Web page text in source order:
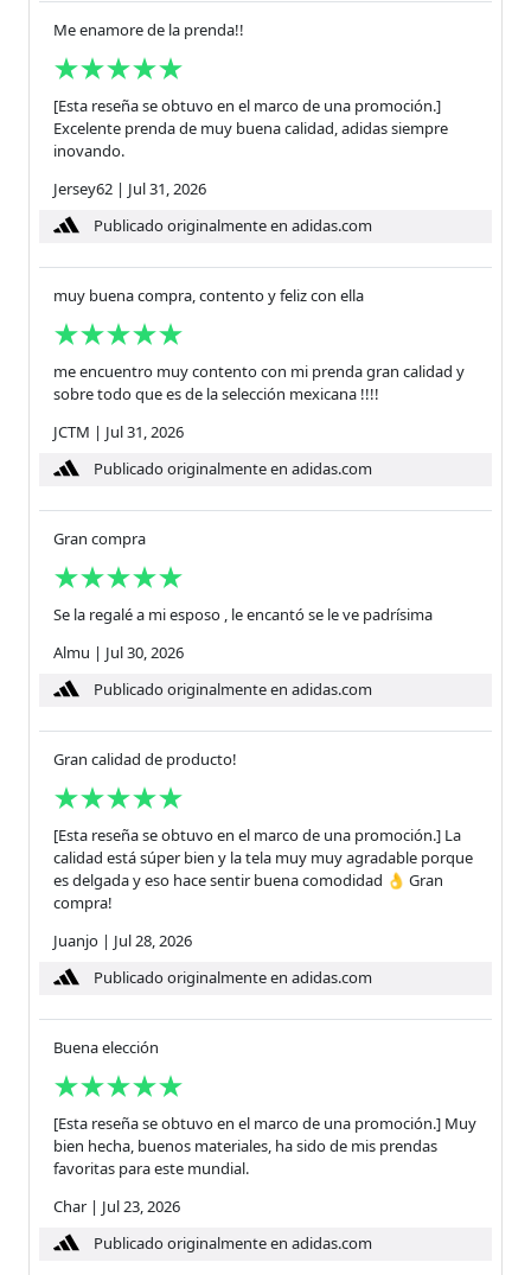
Me enamore de la prenda!!
[Esta reseña se obtuvo en el marco de una promoción.]
Excelente prenda de muy buena calidad, adidas siempre
inovando.
Jersey62 | Jul 31, 2026
Publicado originalmente en adidas.com
muy buena compra, contento y feliz con ella
me encuentro muy contento con mi prenda gran calidad y
sobre todo que es de la selección mexicana !!!!
JCTM | Jul 31, 2026
Publicado originalmente en adidas.com
Gran compra
Se la regalé a mi esposo , le encantó se le ve padrísima
Almu | Jul 30, 2026
Publicado originalmente en adidas.com
Gran calidad de producto!
[Esta reseña se obtuvo en el marco de una promoción.] La
calidad está súper bien y la tela muy muy agradable porque
es delgada y eso hace sentir buena comodidad 👌 Gran
compra!
Juanjo | Jul 28, 2026
Publicado originalmente en adidas.com
Buena elección
[Esta reseña se obtuvo en el marco de una promoción.] Muy
bien hecha, buenos materiales, ha sido de mis prendas
favoritas para este mundial.
Char | Jul 23, 2026
Publicado originalmente en adidas.com